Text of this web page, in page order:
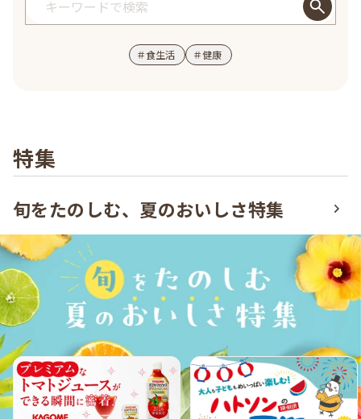
＃食生活 ＃健康
特集
旬をたのしむ、夏のおいしさ特集